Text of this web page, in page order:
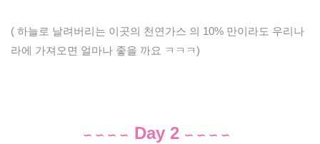
( 하늘로 날려버리는 이곳의 천연가스 의 10% 만이라도 우리나
라에 가져오면 얼마나 좋을 까요 ㅋㅋㅋ)
∽ ∽ ∽ ∽ Day 2 ∽ ∽ ∽ ∽